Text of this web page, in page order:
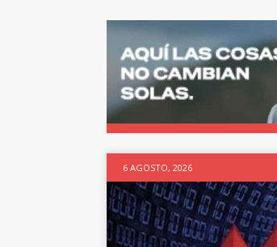
6 AGOSTO, 2026